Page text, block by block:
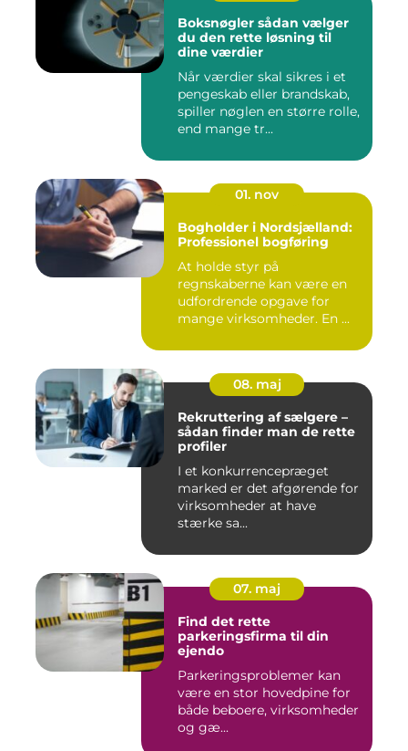
Boksnøgler sådan vælger
du den rette løsning til
dine værdier
Når værdier skal sikres i et
pengeskab eller brandskab,
spiller nøglen en større rolle,
end mange tr...
01. nov
Bogholder i Nordsjælland:
Professionel bogføring
At holde styr på
regnskaberne kan være en
udfordrende opgave for
mange virksomheder. En ...
08. maj
Rekruttering af sælgere –
sådan finder man de rette
profiler
I et konkurrencepræget
marked er det afgørende for
virksomheder at have
stærke sa...
07. maj
Find det rette
parkeringsfirma til din
ejendo
Parkeringsproblemer kan
være en stor hovedpine for
både beboere, virksomheder
og gæ...